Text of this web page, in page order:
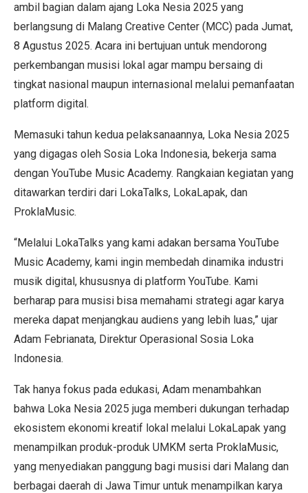
ambil bagian dalam ajang Loka Nesia 2025 yang
berlangsung di Malang Creative Center (MCC) pada Jumat,
8 Agustus 2025. Acara ini bertujuan untuk mendorong
perkembangan musisi lokal agar mampu bersaing di
tingkat nasional maupun internasional melalui pemanfaatan
platform digital.
Memasuki tahun kedua pelaksanaannya, Loka Nesia 2025
yang digagas oleh Sosia Loka Indonesia, bekerja sama
dengan YouTube Music Academy. Rangkaian kegiatan yang
ditawarkan terdiri dari LokaTalks, LokaLapak, dan
ProklaMusic.
“Melalui LokaTalks yang kami adakan bersama YouTube
Music Academy, kami ingin membedah dinamika industri
musik digital, khususnya di platform YouTube. Kami
berharap para musisi bisa memahami strategi agar karya
mereka dapat menjangkau audiens yang lebih luas,” ujar
Adam Febrianata, Direktur Operasional Sosia Loka
Indonesia.
Tak hanya fokus pada edukasi, Adam menambahkan
bahwa Loka Nesia 2025 juga memberi dukungan terhadap
ekosistem ekonomi kreatif lokal melalui LokaLapak yang
menampilkan produk-produk UMKM serta ProklaMusic,
yang menyediakan panggung bagi musisi dari Malang dan
berbagai daerah di Jawa Timur untuk menampilkan karya